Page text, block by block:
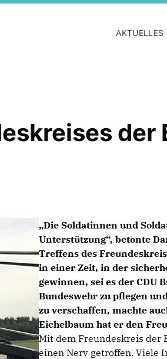
AKTUELLES
der
Die Soldatinnen und
Unterstützung“, betonte
Treffens des
in einer Zeit, in der
gewinnen, sei es der CDU
Bundeswehr zu pflegen
zu verschaffen, machte
Eichelbaum hat er den
Mit dem Freundeskreis der
einen Nerv getroffen. Viele